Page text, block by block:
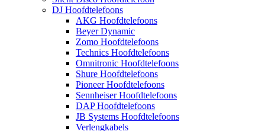
DJ Hoofdtelefoons
AKG Hoofdtelefoons
Beyer Dynamic
Zomo Hoofdtelefoons
Technics Hoofdtelefoons
Omnitronic Hoofdtelefoons
Shure Hoofdtelefoons
Pioneer Hoofdtelefoons
Sennheiser Hoofdtelefoons
DAP Hoofdtelefoons
JB Systems Hoofdtelefoons
Verlengkabels